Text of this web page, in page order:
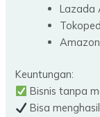
Lazada
Keuntungan:
Bisnis tanpa
Bisa